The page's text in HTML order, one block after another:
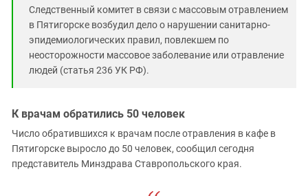
Следственный комитет в связи с массовым отравлением
в Пятигорске возбудил дело о нарушении санитарно-
эпидемиологических правил, повлекшем по
неосторожности массовое заболевание или отравление
людей (статья 236 УК РФ).
К врачам обратились 50 человек
Число обратившихся к врачам после отравления в кафе в
Пятигорске выросло до 50 человек, сообщил сегодня
представитель Минздрава Ставропольского края.